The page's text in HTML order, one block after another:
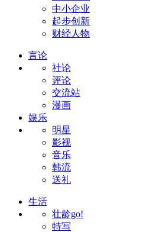
中小企业
起步创新
财经人物
言论
社论
评论
交流站
漫画
娱乐
明星
影视
音乐
韩流
送礼
生活
壮龄go!
特写